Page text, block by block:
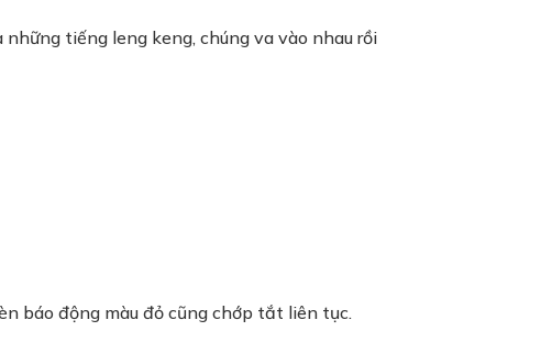
tiếng leng keng, chúng va vào nhau rồi
báo động màu đỏ cũng chớp tắt liên tục.